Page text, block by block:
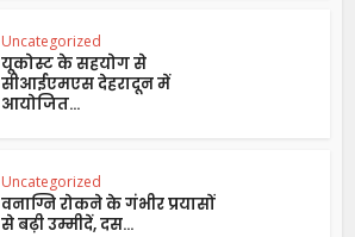
Uncategorized
यूकोस्ट के सहयोग से
सीआईएमएस देहरादून में
आयोजित...
Uncategorized
वनाग्नि रोकने के गंभीर प्रयासों
से बढ़ी उम्मीदें, दस...